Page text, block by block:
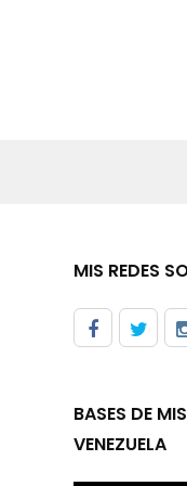
MIS REDES
BASES DE
VENEZUELA